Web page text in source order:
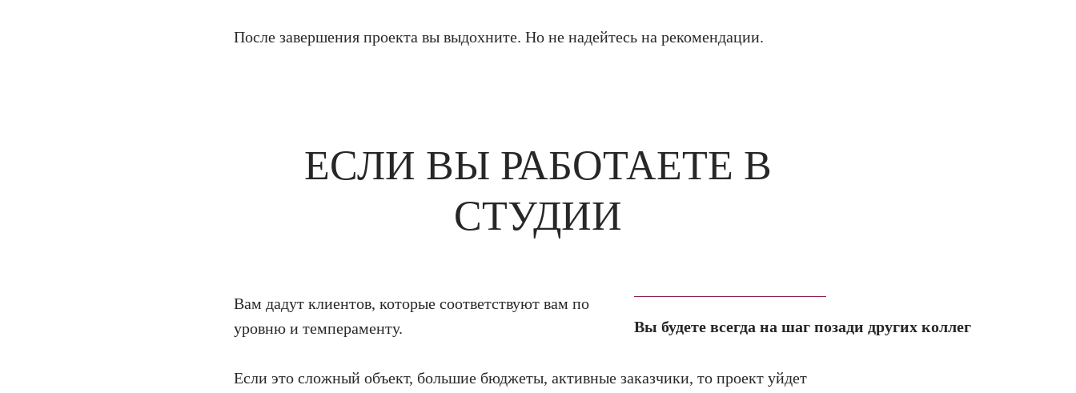
После завершения проекта вы выдохните. Но не надейтесь на рекомендации.
ЕСЛИ ВЫ РАБОТАЕТЕ В
СТУДИИ
Вы будете всегда на шаг позади других коллег
Вам дадут клиентов, которые соответствуют вам по
уровню и темпераменту.
Если это сложный объект, большие бюджеты, активные заказчики, то проект уйдет